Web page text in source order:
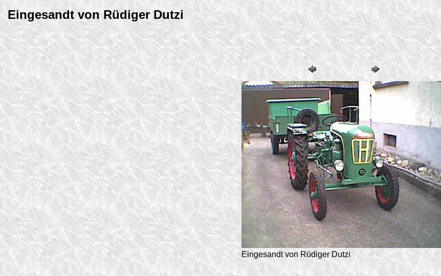
Eingesandt von Rüdiger Dutzi
Eingesandt von Rüdiger Dutzi